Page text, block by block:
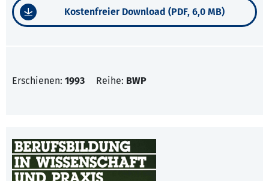
Kostenfreier Download (PDF, 6,0 MB)
Erschienen: 1993 Reihe: BWP